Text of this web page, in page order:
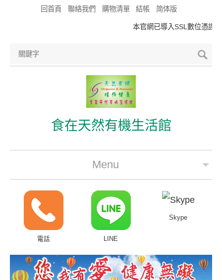
回首頁 聯絡我們 購物清單 結帳 简体版
本官網已導入SSL數位憑證，符
食在天然有機生活館
Menu
公司簡介
最新優惠
商品分類&線上購買
常見問題
客戶付費回傳
電話 LINE
Skype